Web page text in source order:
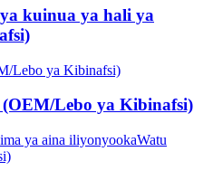
kuinua ya hali ya
Lebo ya Kibinafsi)